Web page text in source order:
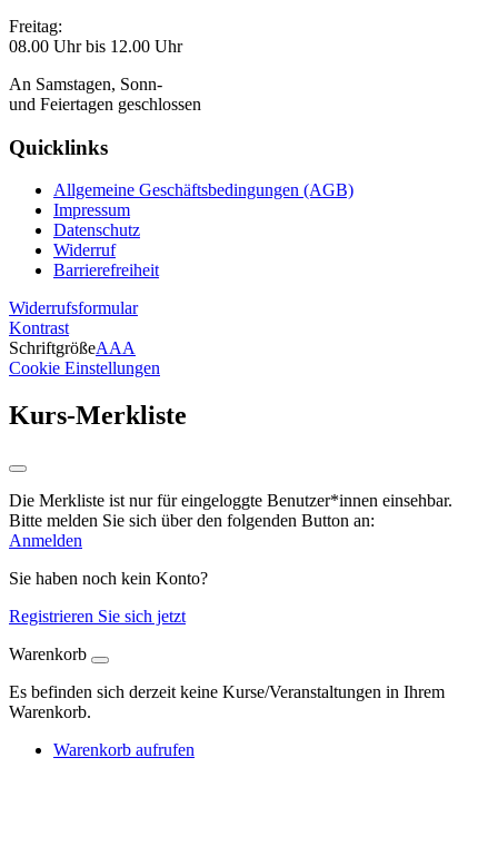
Freitag:
08.00 Uhr bis 12.00 Uhr
An Samstagen, Sonn-
und Feiertagen geschlossen
Quicklinks
Allgemeine Geschäftsbedingungen (AGB)
Impressum
Datenschutz
Widerruf
Barrierefreiheit
Widerrufsformular
Kontrast
SchriftgrößeAAA
Cookie Einstellungen
Kurs-Merkliste
Die Merkliste ist nur für eingeloggte Benutzer*innen einsehbar.
Bitte melden Sie sich über den folgenden Button an:
Anmelden
Sie haben noch kein Konto?
Registrieren Sie sich jetzt
Warenkorb
Es befinden sich derzeit keine Kurse/Veranstaltungen in Ihrem
Warenkorb.
Warenkorb aufrufen